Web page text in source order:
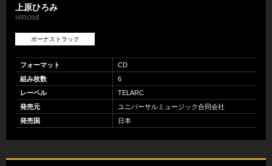
上原ひろみ
HIROMI
ボーナストラック
フォーマット
CD
組み枚数
6
レーベル
TELARC
発売元
ユニバーサルミュージック合同会社
発売国
日本